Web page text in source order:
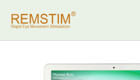
naar
inhoud